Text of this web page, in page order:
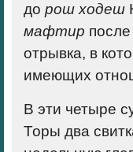
до рош ходеш
мафтир
отрывка, в
имеющих
В эти четыре
Торы два